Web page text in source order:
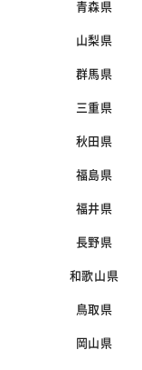
青森県
山梨県
群馬県
三重県
秋田県
福島県
福井県
長野県
和歌山県
鳥取県
岡山県